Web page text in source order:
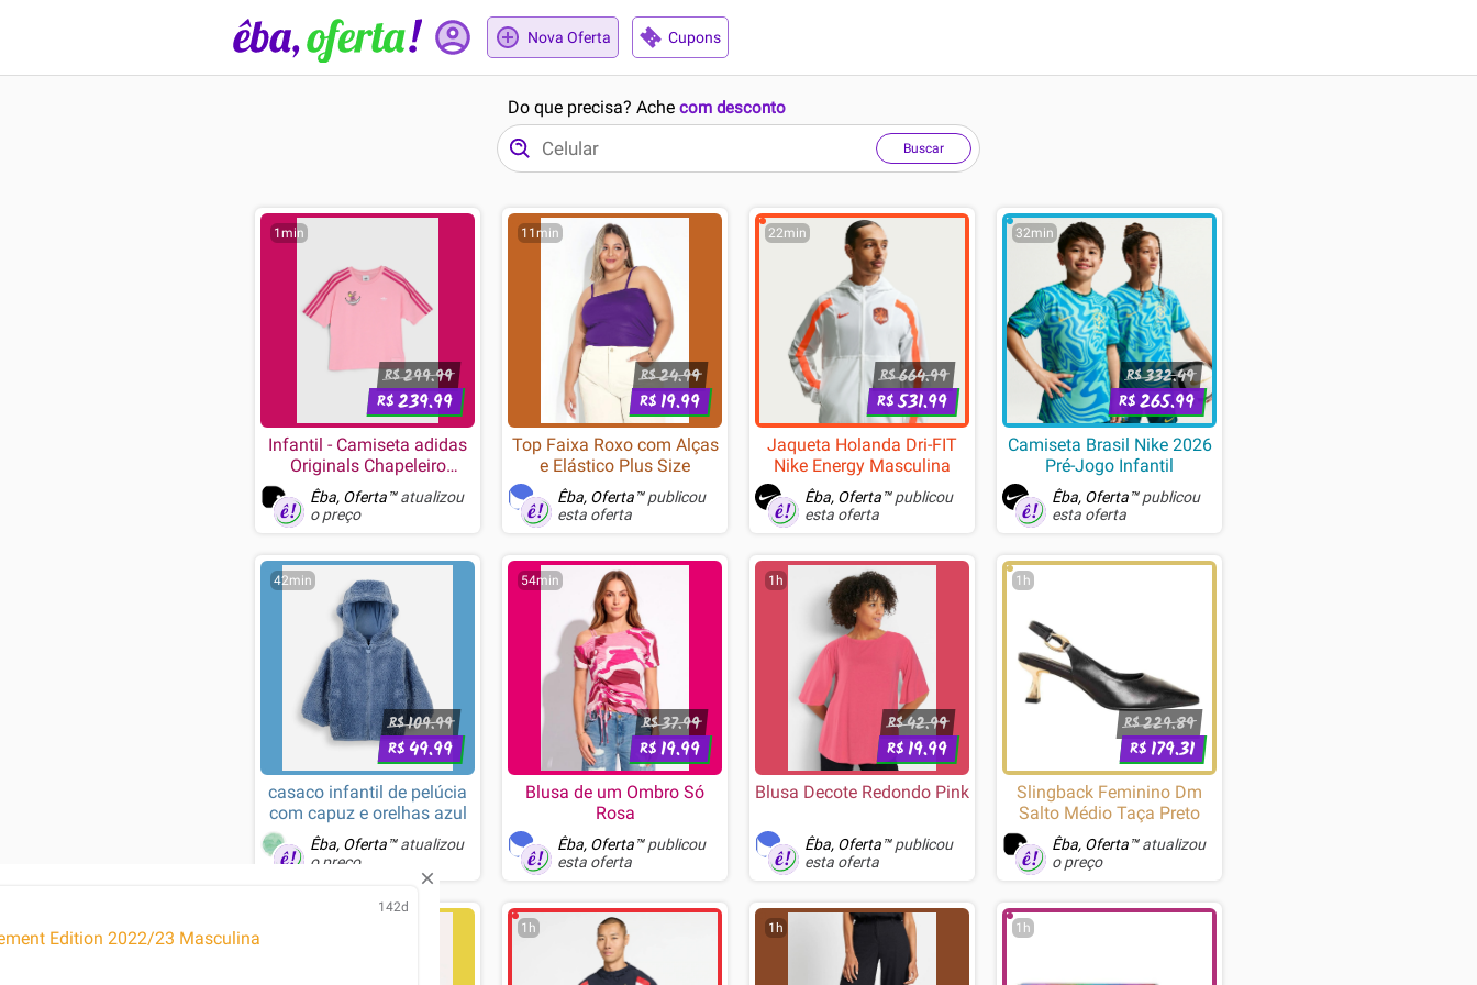
Nova Oferta Cupons
Do que precisa? Ache com desconto
Buscar
1min
R$299.99
R$239.99
Infantil - Camiseta adidas
Originals Chapeleiro
Maluco Rosa
Êba, Oferta™atualizou
o preço
11min
R$24.99
R$19.99
Top Faixa Roxo com Alças
e Elástico Plus Size
Êba, Oferta™publicou
esta oferta
22min
R$664.99
R$531.99
Jaqueta Holanda Dri-FIT
Nike Energy Masculina
Êba, Oferta™publicou
esta oferta
32min
R$332.49
R$265.99
Camiseta Brasil Nike 2026
Pré-Jogo Infantil
Êba, Oferta™publicou
esta oferta
42min
R$109.99
R$49.99
casaco infantil de pelúcia
com capuz e orelhas azul
Êba, Oferta™atualizou
o preço
54min
R$37.99
R$19.99
Blusa de um Ombro Só
Rosa
Êba, Oferta™publicou
esta oferta
1h
R$42.99
R$19.99
Blusa Decote Redondo Pink
Êba, Oferta™publicou
esta oferta
1h
R$229.89
R$179.31
Slingback Feminino Dm
Salto Médio Taça Preto
Êba, Oferta™atualizou
o preço
1h 1h 1h
142d
Edition 2022/23 Masculina